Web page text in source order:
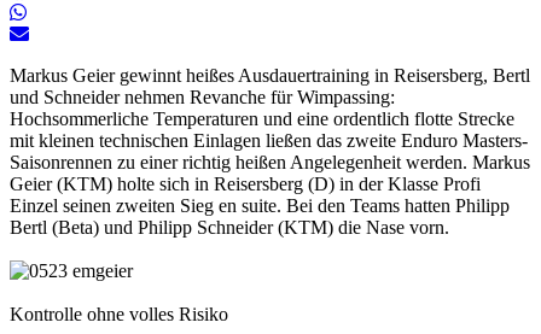
Markus Geier gewinnt heißes Ausdauertraining in Reisersberg, Bertl
und Schneider nehmen Revanche für Wimpassing:
Hochsommerliche Temperaturen und eine ordentlich flotte Strecke
mit kleinen technischen Einlagen ließen das zweite Enduro Masters-
Saisonrennen zu einer richtig heißen Angelegenheit werden. Markus
Geier (KTM) holte sich in Reisersberg (D) in der Klasse Profi
Einzel seinen zweiten Sieg en suite. Bei den Teams hatten Philipp
Bertl (Beta) und Philipp Schneider (KTM) die Nase vorn.
Kontrolle ohne volles Risiko